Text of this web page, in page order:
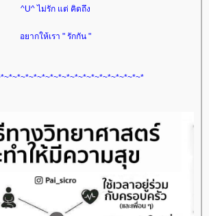
^U^ ไม่รัก แต่ คิดถึง
อยากให้เรา " รักกัน "